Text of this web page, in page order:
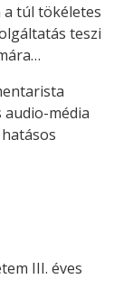
túl tökéletes
teszi
média
III. éves